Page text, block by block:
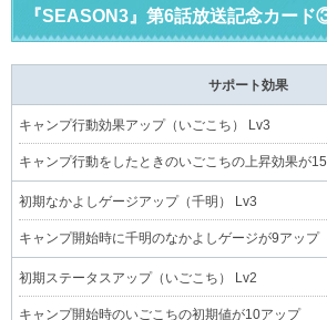
『SEASON3』第6話放送記念カー
サポート効果
キャンプ行動効果アップ（いごこち） Lv3
キャンプ行動をしたときのいごこちの上昇効果が
初期なかよしゲージアップ（千明） Lv3
キャンプ開始時に千明のなかよしゲージが9アップ
初期ステータスアップ（いごこち） Lv2
キャンプ開始時のいごこちの初期値が10アップ